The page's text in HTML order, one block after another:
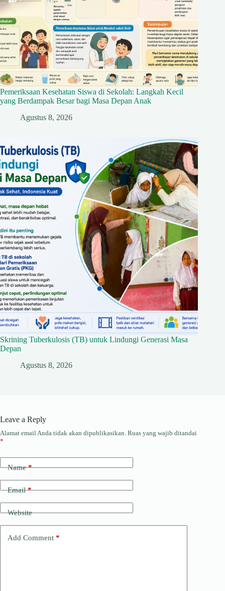
Pemeriksaan Kesehatan Siswa di Sekolah: Langkah Kecil
yang Berdampak Besar bagi Masa Depan Anak
Agustus 8, 2026
Skrining Tuberkulosis (TB) untuk Lindungi Generasi Masa
Depan
Agustus 8, 2026
Leave a Reply
Alamat email Anda tidak akan dipublikasikan. Ruas yang wajib ditandai
*
Name*
Email*
Website
Add Comment *